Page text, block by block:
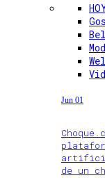
Jun 01
de un